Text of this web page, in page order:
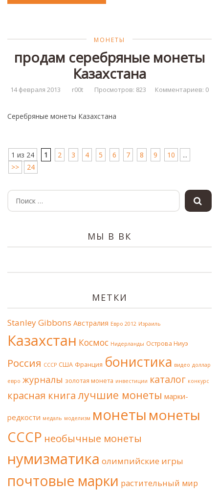
МОНЕТЫ
продам серебряные монеты
Казахстана
14 февраля 2013 r00t Просмотров: 823 Комментариев: 0
Серебряные монеты Казахстана
1 из 24 1 2 3 4 5 6 7 8 9 10
...
>>
24
МЫ В ВК
МЕТКИ
Stanley Gibbons Австралия Евро 2012 Израиль
Казахстан Космос Нидерланды Острова Ниуэ
Россия СССР США Франция бонистика видео доллар
евро журналы золотая монета инвестиции каталог конкурс
красная книгалучшие монеты марки-
редкости медаль моделизм монеты монеты
СССР необычные монеты
нумизматика олимпийские игры
почтовые марки растительный мир